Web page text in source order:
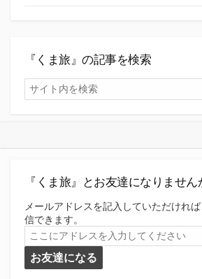
『くま旅』の記事を検索
検
索
『くま旅』とお友達になりません
メールアドレスを記入していただけれ
信できます。
こ
こ
に
ア
お友達になる